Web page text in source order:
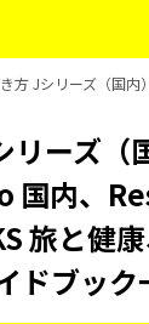
方 Jシリーズ（国内
リーズ（
国内、
旅と健
ドブック